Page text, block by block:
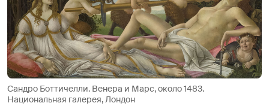
Сандро Боттичелли. Венера и Марс, около 1483.
Национальная галерея, Лондон